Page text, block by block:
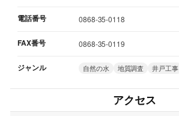
電話番号 0868-35-0118
FAX番号 0868-35-0119
ジャンル 自然の水 地質調査 井戸工事
アクセス